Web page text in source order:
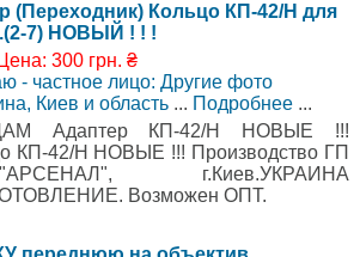
(Переходник) Кольцо КП-42/Н для
7) НОВЫЙ ! ! !
Цена: 300 грн. ₴
- частное лицо: Другие фото
Киев и область ... Подробнее ...
Адаптер КП-42/Н НОВЫЕ !!!
КП-42/Н НОВЫЕ !!! Производство ГП
г.Киев.УКРАИНА
Возможен ОПТ.